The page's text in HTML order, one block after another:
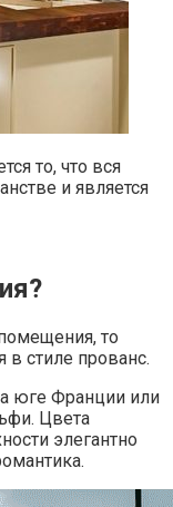
то, что вся
и является
то
в стиле прованс.
юге Франции или
Цвета
элегантно